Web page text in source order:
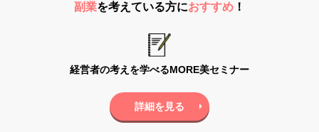
副業を考えている方におすすめ ！
経営者の考えを学べるMORE美セミナー
詳細を見る